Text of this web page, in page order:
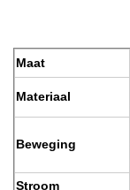
Maat
Materiaal
Beweging
Stroom